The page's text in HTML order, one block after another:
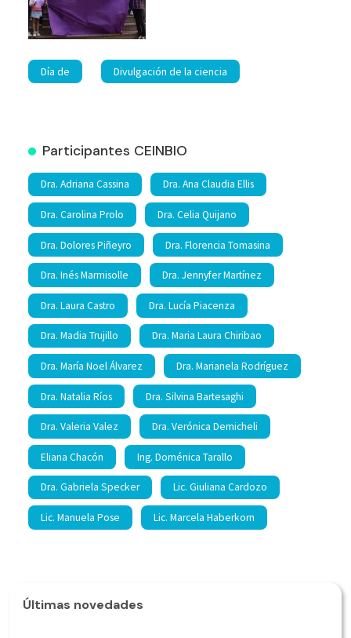
Día de Divulgación de la ciencia
Participantes CEINBIO
Dra. Adriana Cassina Dra. Ana Claudia Ellis
Dra. Carolina Prolo Dra. Celia Quijano
Dra. Dolores Piñeyro Dra. Florencia Tomasina
Dra. Inés Marmisolle Dra. Jennyfer Martínez
Dra. Laura Castro Dra. Lucía Piacenza
Dra. Madia Trujillo Dra. Maria Laura Chiribao
Dra. María Noel Álvarez Dra. Marianela Rodríguez
Dra. Natalia Ríos Dra. Silvina Bartesaghi
Dra. Valeria Valez Dra. Verónica Demicheli
Eliana Chacón Ing. Doménica Tarallo
Dra. Gabriela Specker Lic. Giuliana Cardozo
Lic. Manuela Pose Lic. Marcela Haberkorn
Últimas novedades